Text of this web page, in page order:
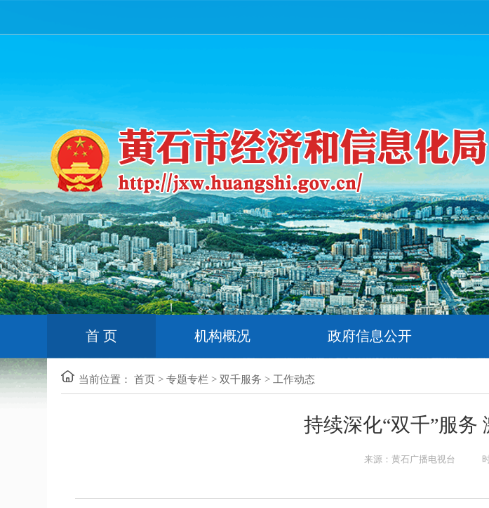
首 页 机构概况 政府信息公开
当前位置： 首页 > 专题专栏 > 双千服务 > 工作动态
持续深化“双千”服务
来源：黄石广播电视台 时